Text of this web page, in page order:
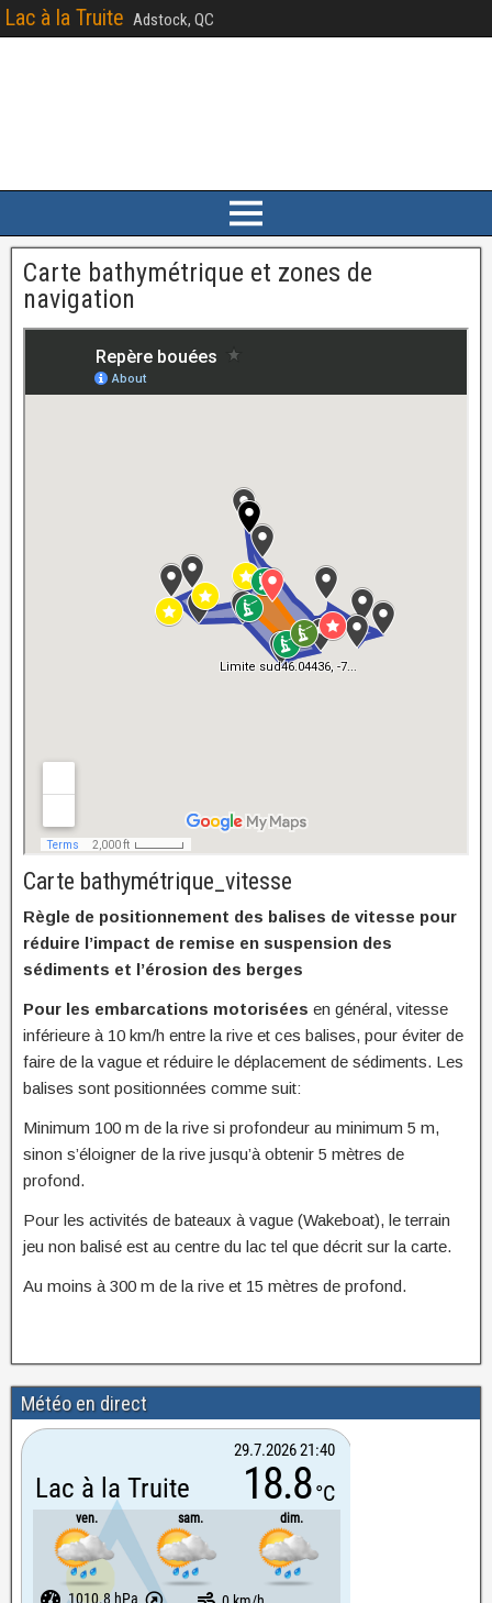
Lac à la Truite Adstock, QC
Carte bathymétrique et zones de
navigation
Carte bathymétrique_vitesse
Règle de positionnement des balises de vitesse pour
réduire l’impact de remise en suspension des
sédiments et l’érosion des berges
Pour les embarcations motorisées en général, vitesse
inférieure à 10 km/h entre la rive et ces balises, pour éviter de
faire de la vague et réduire le déplacement de sédiments. Les
balises sont positionnées comme suit:
Minimum 100 m de la rive si profondeur au minimum 5 m,
sinon s’éloigner de la rive jusqu’à obtenir 5 mètres de
profond.
Pour les activités de bateaux à vague (Wakeboat), le terrain
jeu non balisé est au centre du lac tel que décrit sur la carte.
Au moins à 300 m de la rive et 15 mètres de profond.
Météo en direct